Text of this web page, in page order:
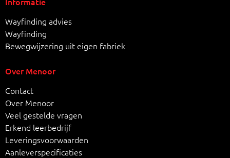
Wayfinding advies
Wayfinding
Bewegwijzering uit eigen fabriek
Over Menoor
Contact
Over Menoor
Veel gestelde vragen
Erkend leerbedrijf
Leveringsvoorwaarden
Aanleverspecificaties